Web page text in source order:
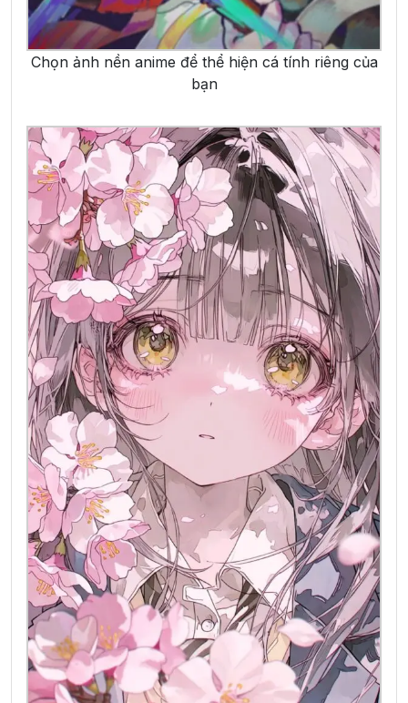
Chọn ảnh nền anime để thể hiện cá tính riêng của
bạn